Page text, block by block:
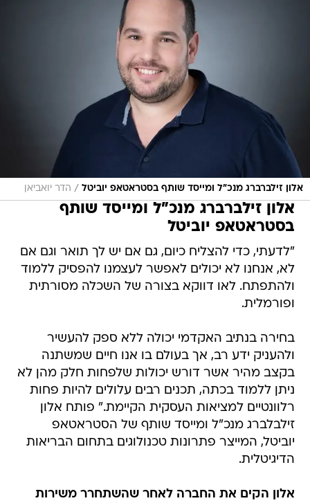
אלון זילברברג מנכ"ל ומייסד שותף בסטראטאפ יוביטל / הדר יואביאן
אלון זילברברג מנכ"ל ומייסד שותף
בסטראטאפ יוביטל
"לדעתי, כדי להצליח כיום, גם אם יש לך תואר וגם אם
לא, אנחנו לא יכולים לאפשר לעצמנו להפסיק ללמוד
ולהתפתח. לאו דווקא בצורה של השכלה מסורתית
ופורמלית.
בחירה בנתיב האקדמי יכולה ללא ספק להעשיר
ולהעניק ידע רב, אך בעולם בו אנו חיים שמשתנה
בקצב מהיר אשר דורש יכולות שלפחות חלק מהן לא
ניתן ללמוד בכתה, תכנים רבים עלולים להיות פחות
רלוונטיים למציאות העסקית הקיימת." פותח אלון
זילבלברג מנכ"ל ומייסד שותף של הסטראטאפ
יוביטל, המייצר פתרונות טכנולוגים בתחום הבריאות
הדיגיטלית.
אלון הקים את החברה לאחר שהשתחרר משירות